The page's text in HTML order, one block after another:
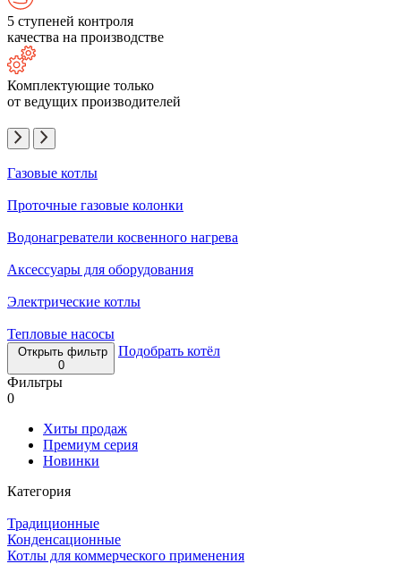
5 ступеней контроля
качества на производстве
Комплектующие только
от ведущих производителей
Газовые котлы
Проточные газовые колонки
Водонагреватели косвенного нагрева
Аксессуары для оборудования
Электрические котлы
Тепловые насосы
Открыть фильтр
0
Подобрать котёл
Фильтры
0
Хиты продаж
Премиум серия
Новинки
Категория
Традиционные
Конденсационные
Котлы для коммерческого применения